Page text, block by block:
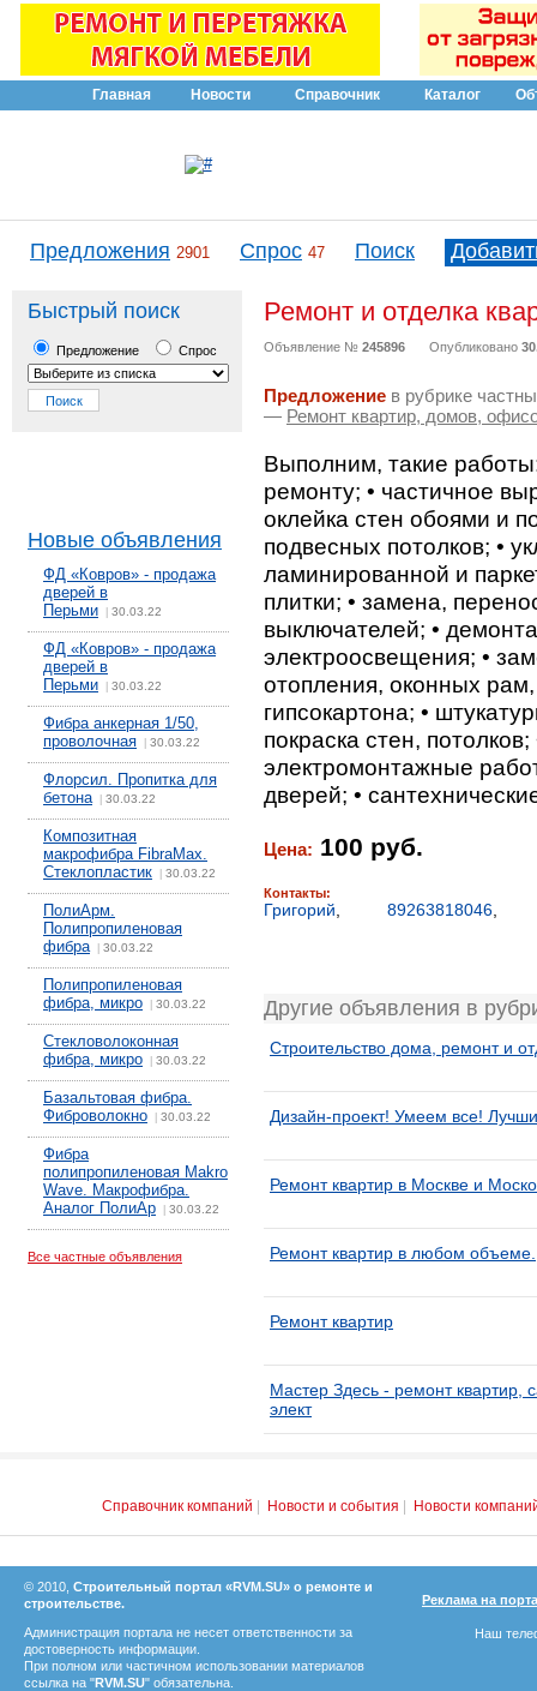
Главная Новости Справочник Каталог
Предложения 2901 Спрос 47 Поиск
Быстрый поиск
Предложение Спрос
Новые объявления
ФД «Ковров» - продажа
дверей в
Перьми
30.03.22
ФД «Ковров» - продажа
дверей в
Перьми
30.03.22
Фибра анкерная 1/50,
проволочная
30.03.22
Флорсил. Пропитка для
бетона| 30.03.22
Композитная
макрофибра FibraMax.
Стеклопластик
30.03.22
ПолиАрм.
Полипропиленовая
фибра| 30.03.22
Полипропиленовая
фибра, микро
30.03.22
Стекловолоконная
фибра, микро
30.03.22
Базальтовая фибра.
Фиброволокно
30.03.22
Фибра
полипропиленовая Makro
Wave. Макрофибра.
Аналог ПолиАр
30.03.22
Все частные объявления
Ремонт и отделка
Объявление № 245896 Опубликовано
Предложение в рубрике
— Ремонт квартир, домов,
Выполним, такие
ремонту; • частичное
оклейка стен обоями и
подвесных потолков; •
ламинированной и
плитки; • замена,
выключателей; •
электроосвещения; •
отопления, оконных
гипсокартона; •
покраска стен,
электромонтажные
дверей; •
Цена: 100 руб.
Контакты:
Григорий 89263818046
Другие объявления в
Строительство дома, ремонт и
Дизайн-проект! Умеем все!
Ремонт квартир в Москве и
Ремонт квартир в любом объеме.
Ремонт квартир
Мастер Здесь - ремонт квартир,
элект
Справочник компаний Новости и события Новости
© 2010, Строительный портал «RVM.SU» о ремонте и
строительстве.
Администрация портала не несет ответственности за
достоверность информации.
При полном или частичном использовании материалов
ссылка на "RVM.SU" обязательна.
Реклама на
Наш